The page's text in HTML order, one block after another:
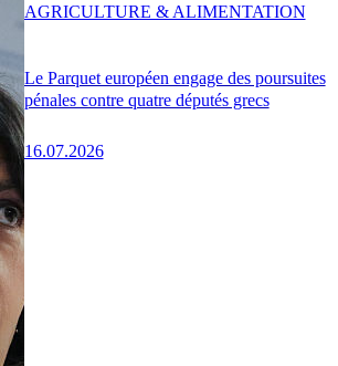
Le Parquet européen engage des poursuites
pénales contre quatre députés grecs
16.07.2026
AGRICULTURE & ALIMENTATION